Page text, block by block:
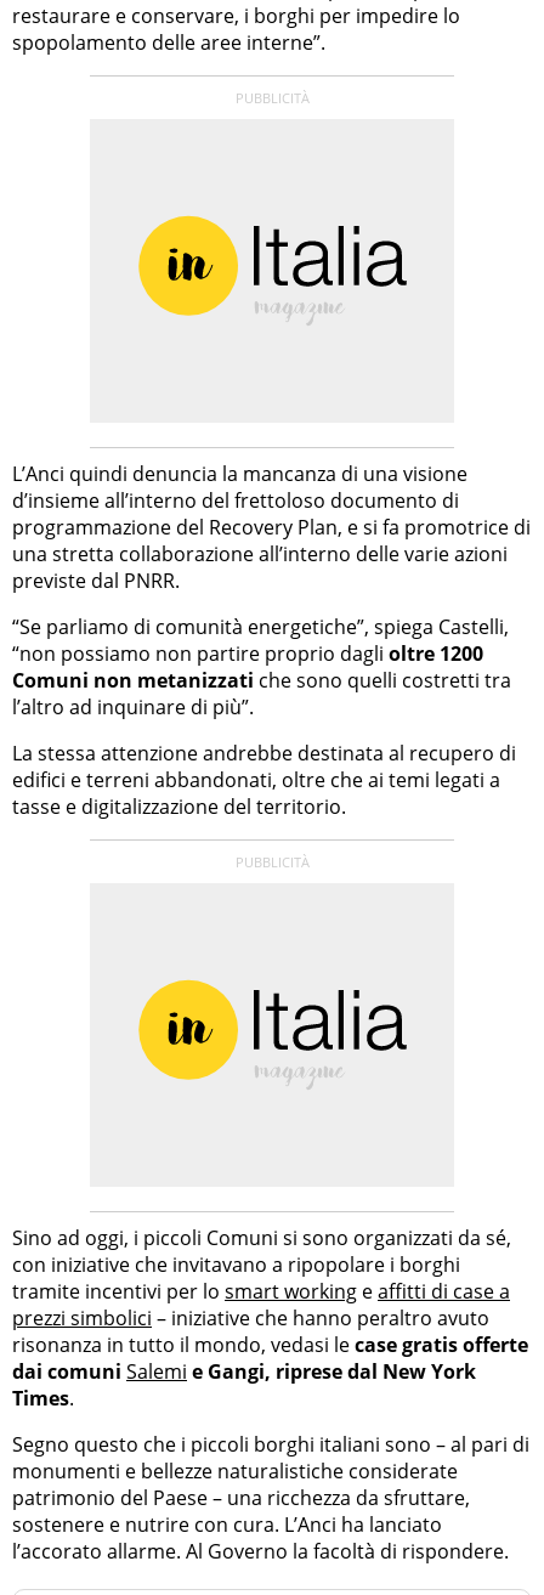
restaurare e conservare, i borghi per impedire lo
spopolamento delle aree interne”.
L’Anci quindi denuncia la mancanza di una visione
d’insieme all’interno del frettoloso documento di
programmazione del Recovery Plan, e si fa promotrice di
una stretta collaborazione all’interno delle varie azioni
previste dal PNRR.
“Se parliamo di comunità energetiche”, spiega Castelli,
“non possiamo non partire proprio dagli oltre 1200
Comuni non metanizzati che sono quelli costretti tra
l’altro ad inquinare di più”.
La stessa attenzione andrebbe destinata al recupero di
edifici e terreni abbandonati, oltre che ai temi legati a
tasse e digitalizzazione del territorio.
Sino ad oggi, i piccoli Comuni si sono organizzati da sé,
con iniziative che invitavano a ripopolare i borghi
tramite incentivi per lo smart working eaffitti di case a
prezzi simbolici – iniziative che hanno peraltro avuto
risonanza in tutto il mondo, vedasi lecase gratis offerte
dai comuni Salemi e Gangi, riprese dal New York
Times.
Segno questo che i piccoli borghi italiani sono – al pari di
monumenti e bellezze naturalistiche considerate
patrimonio del Paese – una ricchezza da sfruttare,
sostenere e nutrire con cura. L’Anci ha lanciato
l’accorato allarme. Al Governo la facoltà di rispondere.